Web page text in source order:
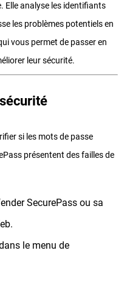
Elle analyse les identifiants
les problèmes potentiels en
vous permet de passer en
leur sécurité.
si les mots de passe
présentent des failles de
SecurePass ou sa
le menu de